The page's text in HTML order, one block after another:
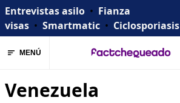
Entrevistas asilo • Fianza
visas • Smartmatic • Ciclosporiasis
MENÚ
Venezuela